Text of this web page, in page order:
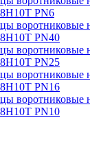
PN6
воротниковые
PN40
воротниковые
PN25
воротниковые
PN16
воротниковые
PN10